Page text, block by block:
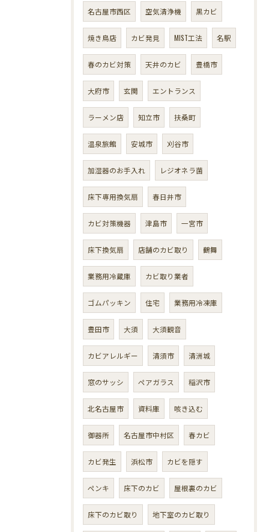
名古屋市西区 空気清浄機 黒カビ
焼き鳥店 カビ発見 MIST工法 名駅
春のカビ対策 天井のカビ 豊橋市
大府市 玄関 エントランス
ラーメン店 知立市 扶桑町
温泉旅館 安城市 刈谷市
加湿器のお手入れ レジオネラ菌
床下専用換気扇 春日井市
カビ対策機器 津島市 一宮市
床下換気扇 店舗のカビ取り 鶴舞
業務用冷蔵庫 カビ取り業者
ゴムパッキン 住宅 業務用冷凍庫
豊田市 大須 大須観音
カビアレルギー 清須市 清洲城
窓のサッシ ペアガラス 稲沢市
北名古屋市 資料庫 咳き込む
御器所 名古屋市中村区 春カビ
カビ発生 浜松市 カビを隠す
ペンキ 床下のカビ 屋根裏のカビ
床下のカビ取り 地下室のカビ取り